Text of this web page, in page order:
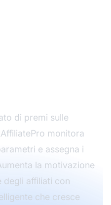
di premi sulle
monitora
e assegna i
la motivazione
degli affiliati con
che cresce